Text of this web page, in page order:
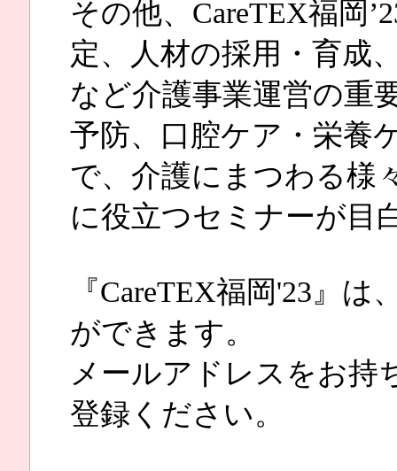
その他、CareTEX福岡
定、人材の採用・育成
など介護事業運営の重
予防、口腔ケア・栄養
で、介護にまつわる様
に役立つセミナーが目
『CareTEX福岡'23』
ができます。
メールアドレスをお持
登録ください。